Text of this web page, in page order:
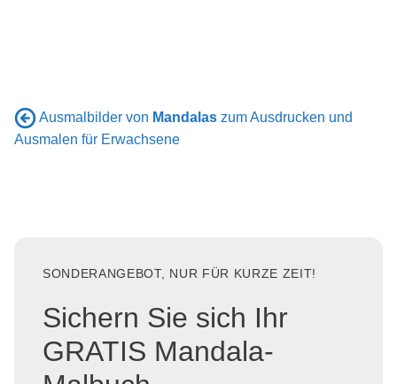
Ausmalbilder von Mandalas zum Ausdrucken und
Ausmalen für Erwachsene
SONDERANGEBOT, NUR FÜR KURZE ZEIT!
Sichern Sie sich Ihr
GRATIS Mandala-